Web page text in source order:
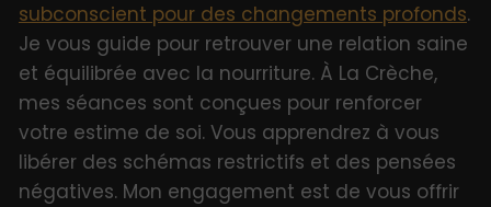
subconscient pour des changements profonds.
Je vous guide pour retrouver une relation saine
et équilibrée avec la nourriture. À La Crèche,
mes séances sont conçues pour renforcer
votre estime de soi. Vous apprendrez à vous
libérer des schémas restrictifs et des pensées
négatives. Mon engagement est de vous offrir